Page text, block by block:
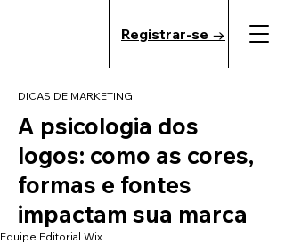
Registrar-se →
DICAS DE MARKETING
A psicologia dos
logos: como as cores,
formas e fontes
impactam sua marca
Equipe Editorial Wix